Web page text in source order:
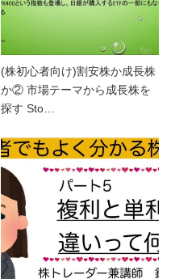
(株初心者向け)割安株か成長株
か② 市場テーマから成長株を
探す Sto…